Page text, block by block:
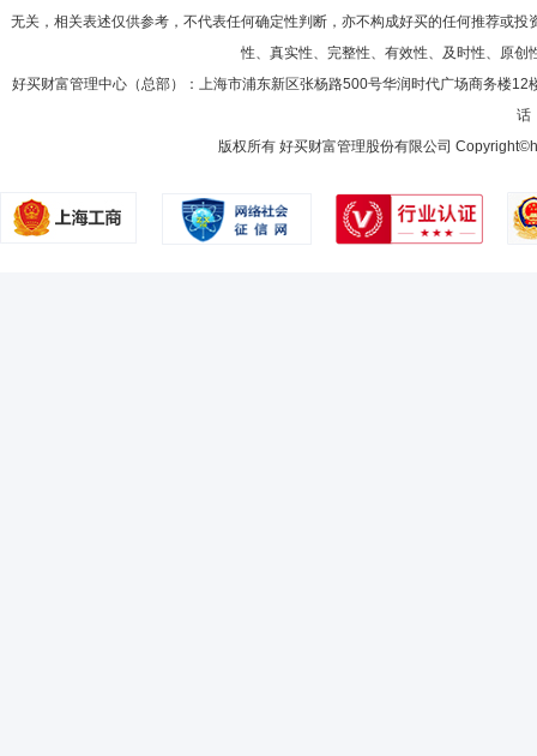
无关，相关表述仅供参考，不代表任何确定性判断，亦不构成好买的任何推荐或
性、真实性、完整性、有效性、及时性、原
好买财富管理中心（总部）：上海市浦东新区张杨路500号华润时代广场商务楼12
话
版权所有 好买财富管理股份有限公司